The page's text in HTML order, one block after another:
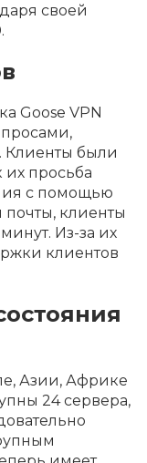
своей
Goose VPN
Клиенты были
просьба
с помощью
клиенты
Из-за их
клиентов
Азии, Африке
24 сервера,